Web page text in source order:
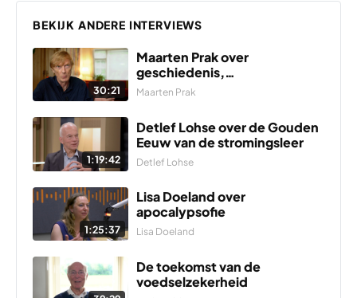
BEKIJK ANDERE INTERVIEWS
30:21 Maarten Prak
Maarten Prak over
geschiedenis,
interdisciplinariteit, het
lessen voor nu.
1:19:42 Detlef Lohse
Detlef Lohse over de Gouden
Eeuw van de stromingsleer
1:25:37 Lisa Doeland
Lisa Doeland over
apocalypsofie
De toekomst van de
voedselzekerheid